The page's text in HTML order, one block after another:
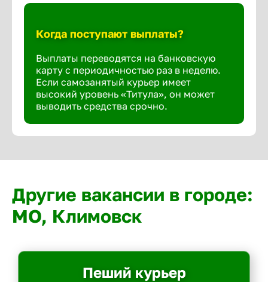
Когда поступают выплаты?
Выплаты переводятся на банковскую
карту с периодичностью раз в неделю.
Если самозанятый курьер имеет
высокий уровень «Титула», он может
выводить средства срочно.
Другие вакансии в городе:
МО, Климовск
Пеший курьер